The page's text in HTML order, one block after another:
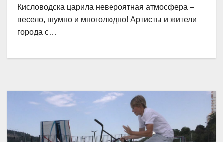
Кисловодска царила невероятная атмосфера –
весело, шумно и многолюдно! Артисты и жители
города с…